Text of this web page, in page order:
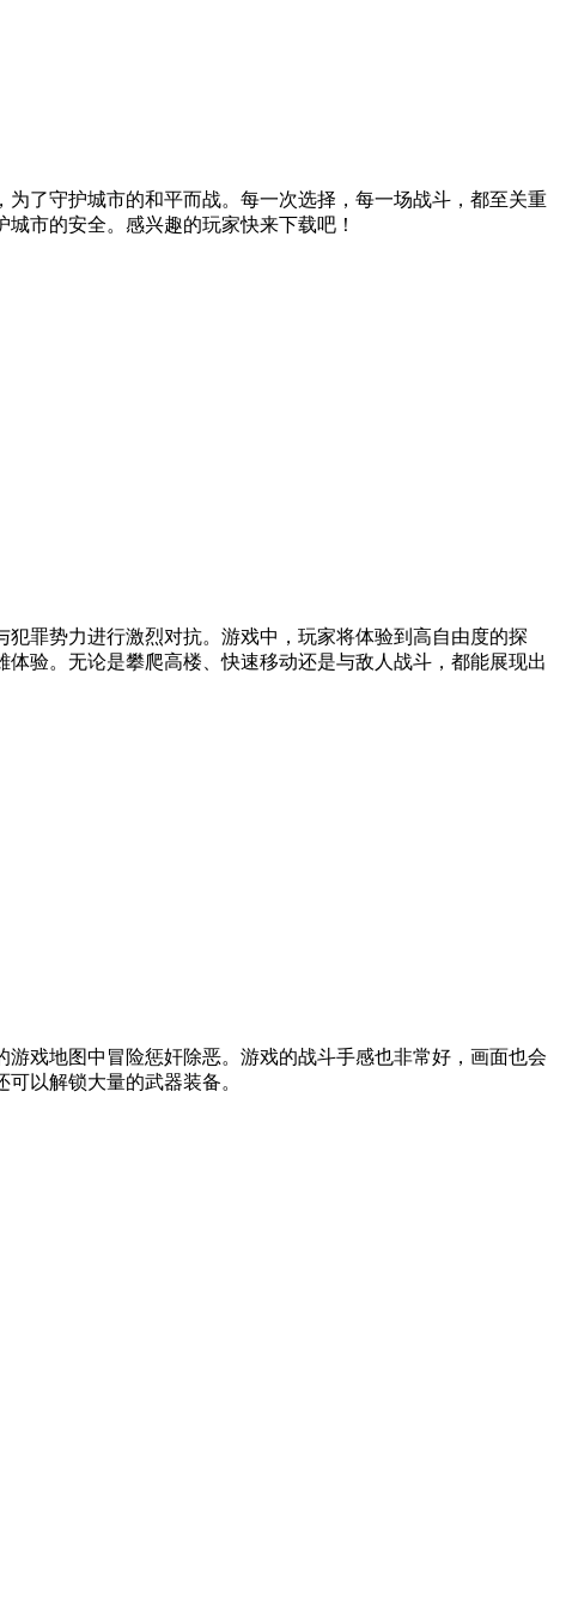
了守护城市的和平而战。每一次选择，每一场战斗，都至关重
市的安全。感兴趣的玩家快来下载吧！
罪势力进行激烈对抗。游戏中，玩家将体验到高自由度的探
验。无论是攀爬高楼、快速移动还是与敌人战斗，都能展现出
戏地图中冒险惩奸除恶。游戏的战斗手感也非常好，画面也会
以解锁大量的武器装备。